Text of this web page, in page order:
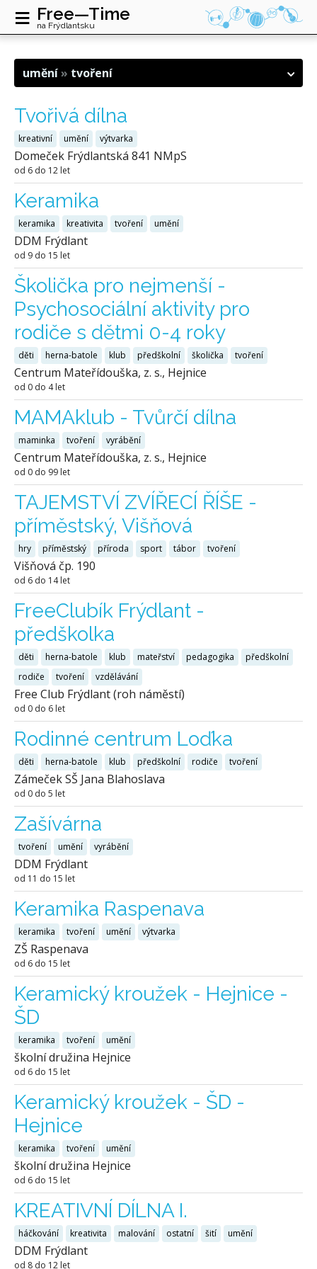
≡ Free—Time
na Frýdlantsku
umění tvoření
Tvořivá dílna
kreativní umění výtvarka
Domeček Frýdlantská 841 NMpS
od 6 do 12 let
Keramika
keramika kreativita tvoření umění
DDM Frýdlant
od 9 do 15 let
Školička pro nejmenší -
Psychosociální aktivity pro
rodiče s dětmi 0-4 roky
děti herna-batole klub předškolní školička tvoření
Centrum Mateřídouška, z. s., Hejnice
od 0 do 4 let
MAMAklub - Tvůrčí dílna
maminka tvoření vyrábění
Centrum Mateřídouška, z. s., Hejnice
od 0 do 99 let
TAJEMSTVÍ ZVÍŘECÍ ŘÍŠE -
příměstský, Višňová
hry příměstský příroda sport tábor tvoření
Višňová čp. 190
od 6 do 14 let
FreeClubík Frýdlant -
předškolka
děti herna-batole klub mateřství pedagogika
předškolní
rodiče
tvoření vzdělávání
Free Club Frýdlant (roh náměstí)
od 0 do 6 let
Rodinné centrum Loďka
děti herna-batole klub předškolní rodiče tvoření
Zámeček SŠ Jana Blahoslava
od 0 do 5 let
Zašívárna
tvoření umění vyrábění
DDM Frýdlant
od 11 do 15 let
Keramika Raspenava
keramika tvoření umění výtvarka
ZŠ Raspenava
od 6 do 15 let
Keramický kroužek - Hejnice -
ŠD
keramika tvoření umění
školní družina Hejnice
od 6 do 15 let
Keramický kroužek - ŠD -
Hejnice
keramika tvoření umění
školní družina Hejnice
od 6 do 15 let
KREATIVNÍ DÍLNA I.
háčkování kreativita malování ostatní šití umění
DDM Frýdlant
od 8 do 12 let